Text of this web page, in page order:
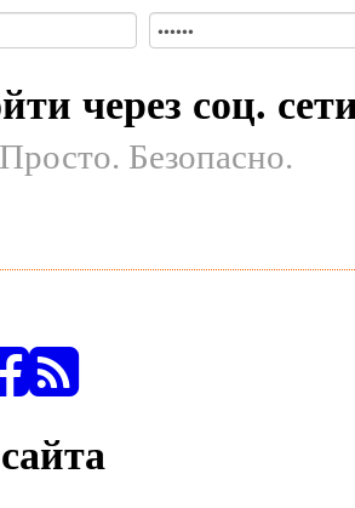
через соц.
Безопасно.